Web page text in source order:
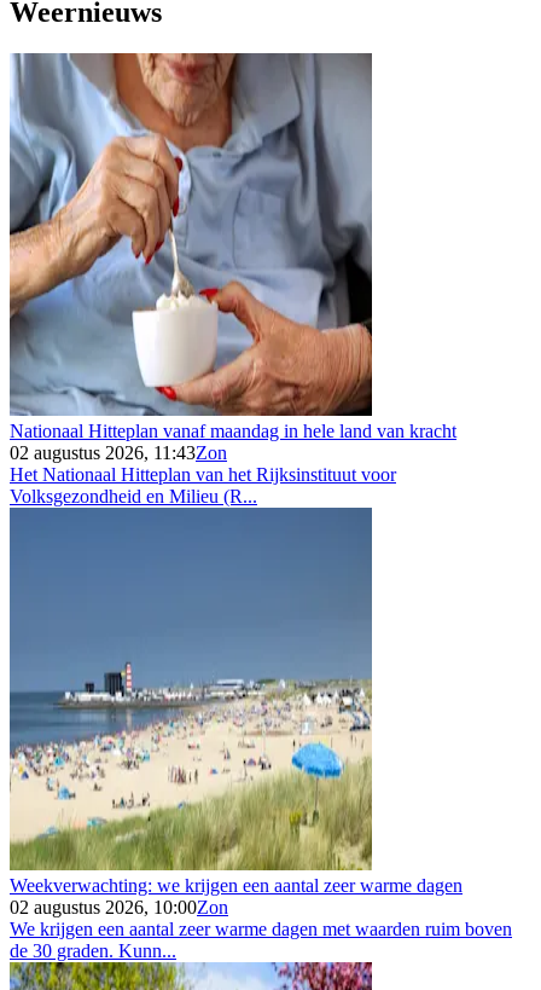
Weernieuws
Nationaal Hitteplan vanaf maandag in hele land van kracht
02 augustus 2026, 11:43Zon
Het Nationaal Hitteplan van het Rijksinstituut voor
Volksgezondheid en Milieu (R...
Weekverwachting: we krijgen een aantal zeer warme dagen
02 augustus 2026, 10:00Zon
We krijgen een aantal zeer warme dagen met waarden ruim boven
de 30 graden. Kunn...